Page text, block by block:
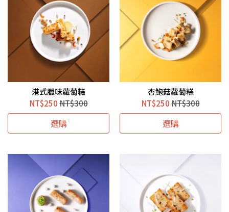
港式臘味蘿蔔糕
NT$250 NT$300
選購
杏鮑菇蘿蔔糕
NT$250 NT$300
選購